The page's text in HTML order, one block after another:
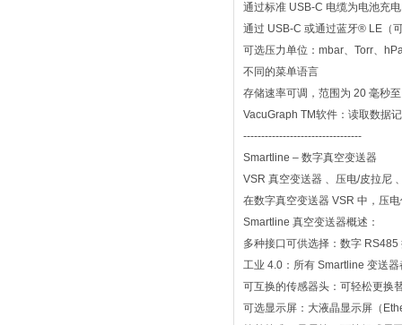
通过标准 USB-C 电缆为电池充电
通过 USB-C 或通过蓝牙® LE（
可选压力单位：mbar、Torr、
不同的菜单语言
存储速率可调，范围为 20 毫秒
VacuGraph TM软件：读取数据
---------------------------------
Smartline – 数字真空变送器
VSR 真空变送器 、压电/皮拉尼
在数字真空变送器 VSR 中，压
Smartline 真空变送器概述：
多种接口可供选择：数字
工业 4.0：所有 Smartline 变送
可互换的传感器头：可轻松更换
可选显示屏：大液晶显示屏（